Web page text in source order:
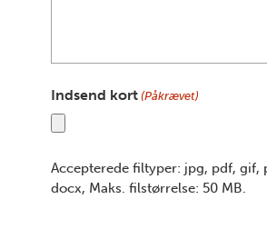
Indsend kort (Påkrævet)
Accepterede filtyper: jpg, pdf, gif,
docx, Maks. filstørrelse: 50 MB.